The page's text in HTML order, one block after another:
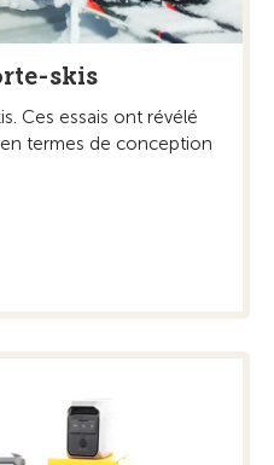
skis
Ces essais ont révélé
termes de conception